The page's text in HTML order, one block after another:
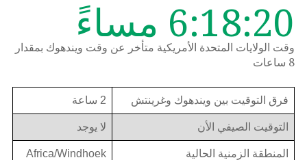
6:18:20 مساءً
وقت الولايات المتحدة الأمريكية متأخر عن وقت ويندهوك بمقدار
8 ساعات
فرق التوقيت بين ويندهوك وغرينتش 2 ساعة
التوقيت الصيفي الأن لا يوجد
المنطقة الزمنية الحالية Africa/Windhoek